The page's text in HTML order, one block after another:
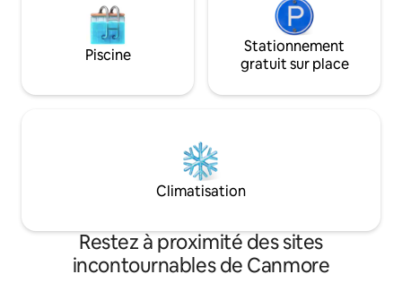
Piscine
Stationnement
gratuit sur place
Climatisation
Restez à proximité des sites
incontournables de Canmore